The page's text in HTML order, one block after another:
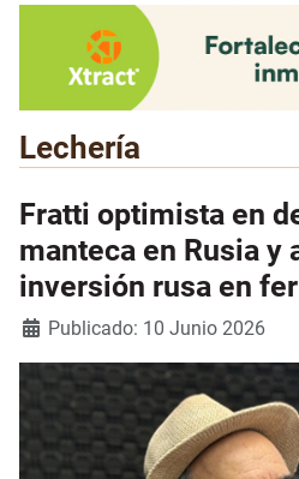
Lechería
Fratti optimista en
manteca en Rusia y
inversión rusa en
Detalles
Publicado: 10 Junio 2026